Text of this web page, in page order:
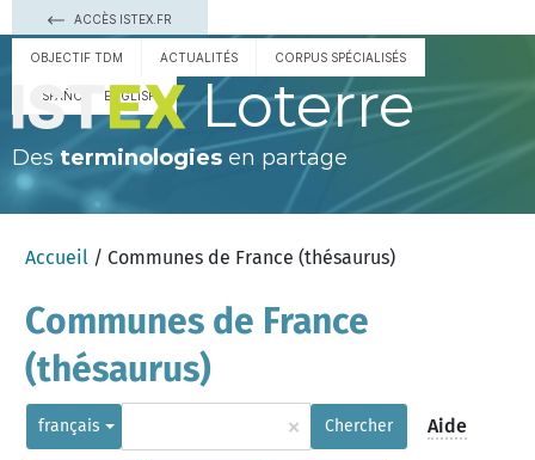
ACCÈS ISTEX.FR
OBJECTIF TDM ACTUALITÉS CORPUS SPÉCIALISÉS
ESPAÑOL ENGLISH Loterre
Des terminologies en partage
Accueil / Communes de France (thésaurus)
Communes de France
(thésaurus)
français × Chercher Aide